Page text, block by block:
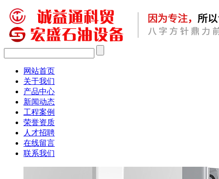
网站首页
关于我们
产品中心
新闻动态
工程案例
荣誉资质
人才招聘
在线留言
联系我们